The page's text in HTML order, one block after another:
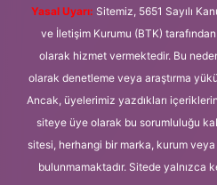
Yasal Uyarı: Sitemiz, 5651 Sayılı
ve İletişim Kurumu (BTK) tarafından
olarak hizmet vermektedir. Bu
olarak denetleme veya araştırma
Ancak, üyelerimiz yazdıkları
siteye üye olarak bu sorumluluğu
sitesi, herhangi bir marka, kurum veya
bulunmamaktadır. Sitede yalnızca